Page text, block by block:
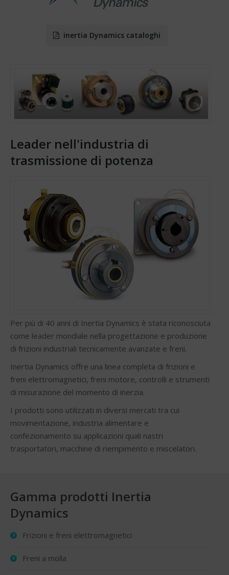
inertia Dynamics cataloghi
Leader nell'industria di
trasmissione di potenza
Per più di 40 anni di Inertia Dynamics è stata riconosciuta
come leader mondiale nella progettazione e produzione
di frizioni industriali tecnicamente avanzate e freni.
Inertia Dynamics offre una linea completa di frizioni e
freni elettromagnetici, freni motore, controlli e strumenti
di misurazione del momento di inerzia.
I prodotti sono utilizzati in diversi mercati tra cui
movimentazione, industria alimentare e
confezionamento su applicazioni quali nastri
trasportatori, macchine di riempimento e miscelatori.
Gamma prodotti Inertia
Dynamics
Frizioni e freni elettromagnetici
Freni a molla